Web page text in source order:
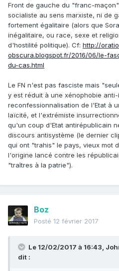
Front de gauche du "franc-
socialiste au sens marxiste, ni de
fortement égalitaire (alors que
inégalitaire, ou race, sexe et
d'hostilité politique). Cf: http://
obscura.blogspot.fr/2016/06/le-
du-cas.html
Le FN n'est pas fasciste mais
y est réduit à une xénophobie
reconfessionnalisation de l'Etat à
laïcité, et l'extrémiste
qu'un coup d'Etat antirépublicain
discours antisystème (le dernier
qui ont "trahis" le pays, vieux mot
l'origine lancé contre les
"traîtres à la patrie").
Boz
Posté 12 février 2017
Le 12/02/2017 à 16:43,
dit :